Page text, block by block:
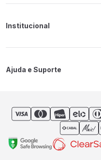
Endereço de Entrega
Institucional
Politica de Privacidade
Ajuda e Suporte